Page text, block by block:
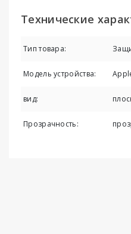
Технические
Тип товара:
Модель устройства:
вид:
Прозрачность: